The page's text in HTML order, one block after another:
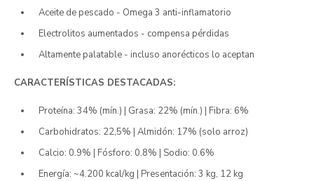
Aceite de pescado - Omega 3 anti-inflamatorio
Electrolitos aumentados - compensa pérdidas
Altamente palatable - incluso anorécticos lo aceptan
CARACTERÍSTICAS DESTACADAS:
Proteína: 34% (mín.) | Grasa: 22% (mín.) | Fibra: 6%
Carbohidratos: 22,5% | Almidón: 17% (solo arroz)
Calcio: 0.9% | Fósforo: 0.8% | Sodio: 0.6%
Energía: ~4.200 kcal/kg | Presentación: 3 kg, 12 kg